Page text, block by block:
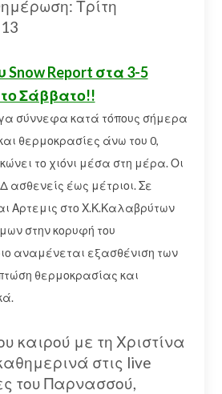
Τρίτη
Snow Report στα 3-5
Σάββατο!!
σύννεφα κατά τόπους σήμερα
θερμοκρασίες άνω του 0,
το χιόνι μέσα στη μέρα. Οι
ασθενείς έως μέτριοι. Σε
Αρτεμις στο Χ.Κ.Καλαβρύτων
στην κορυφή του
αναμένεται εξασθένιση των
θερμοκρασίας και
καιρού με τη Χριστίνα
στις live
του Παρνασσού,